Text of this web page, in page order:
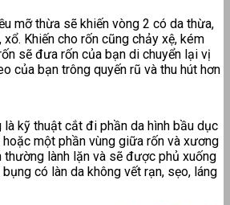
mỡ thừa sẽ khiến vòng 2 có da thừa,
xổ. Khiến cho rốn cũng chảy xệ, kém
sẽ đưa rốn của bạn di chuyển lại vị
của bạn trông quyến rũ và thu hút hơn
là kỹ thuật cắt đi phần da hình bầu dục
một phần vùng giữa rốn và xương
thường lành lặn và sẽ được phủ xuống
có làn da không vết rạn, sẹo, láng